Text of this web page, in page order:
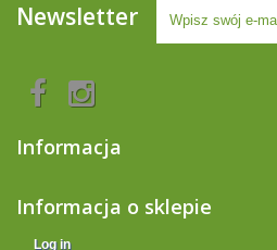
Newsletter
Informacja
Informacja o sklepie
Log in